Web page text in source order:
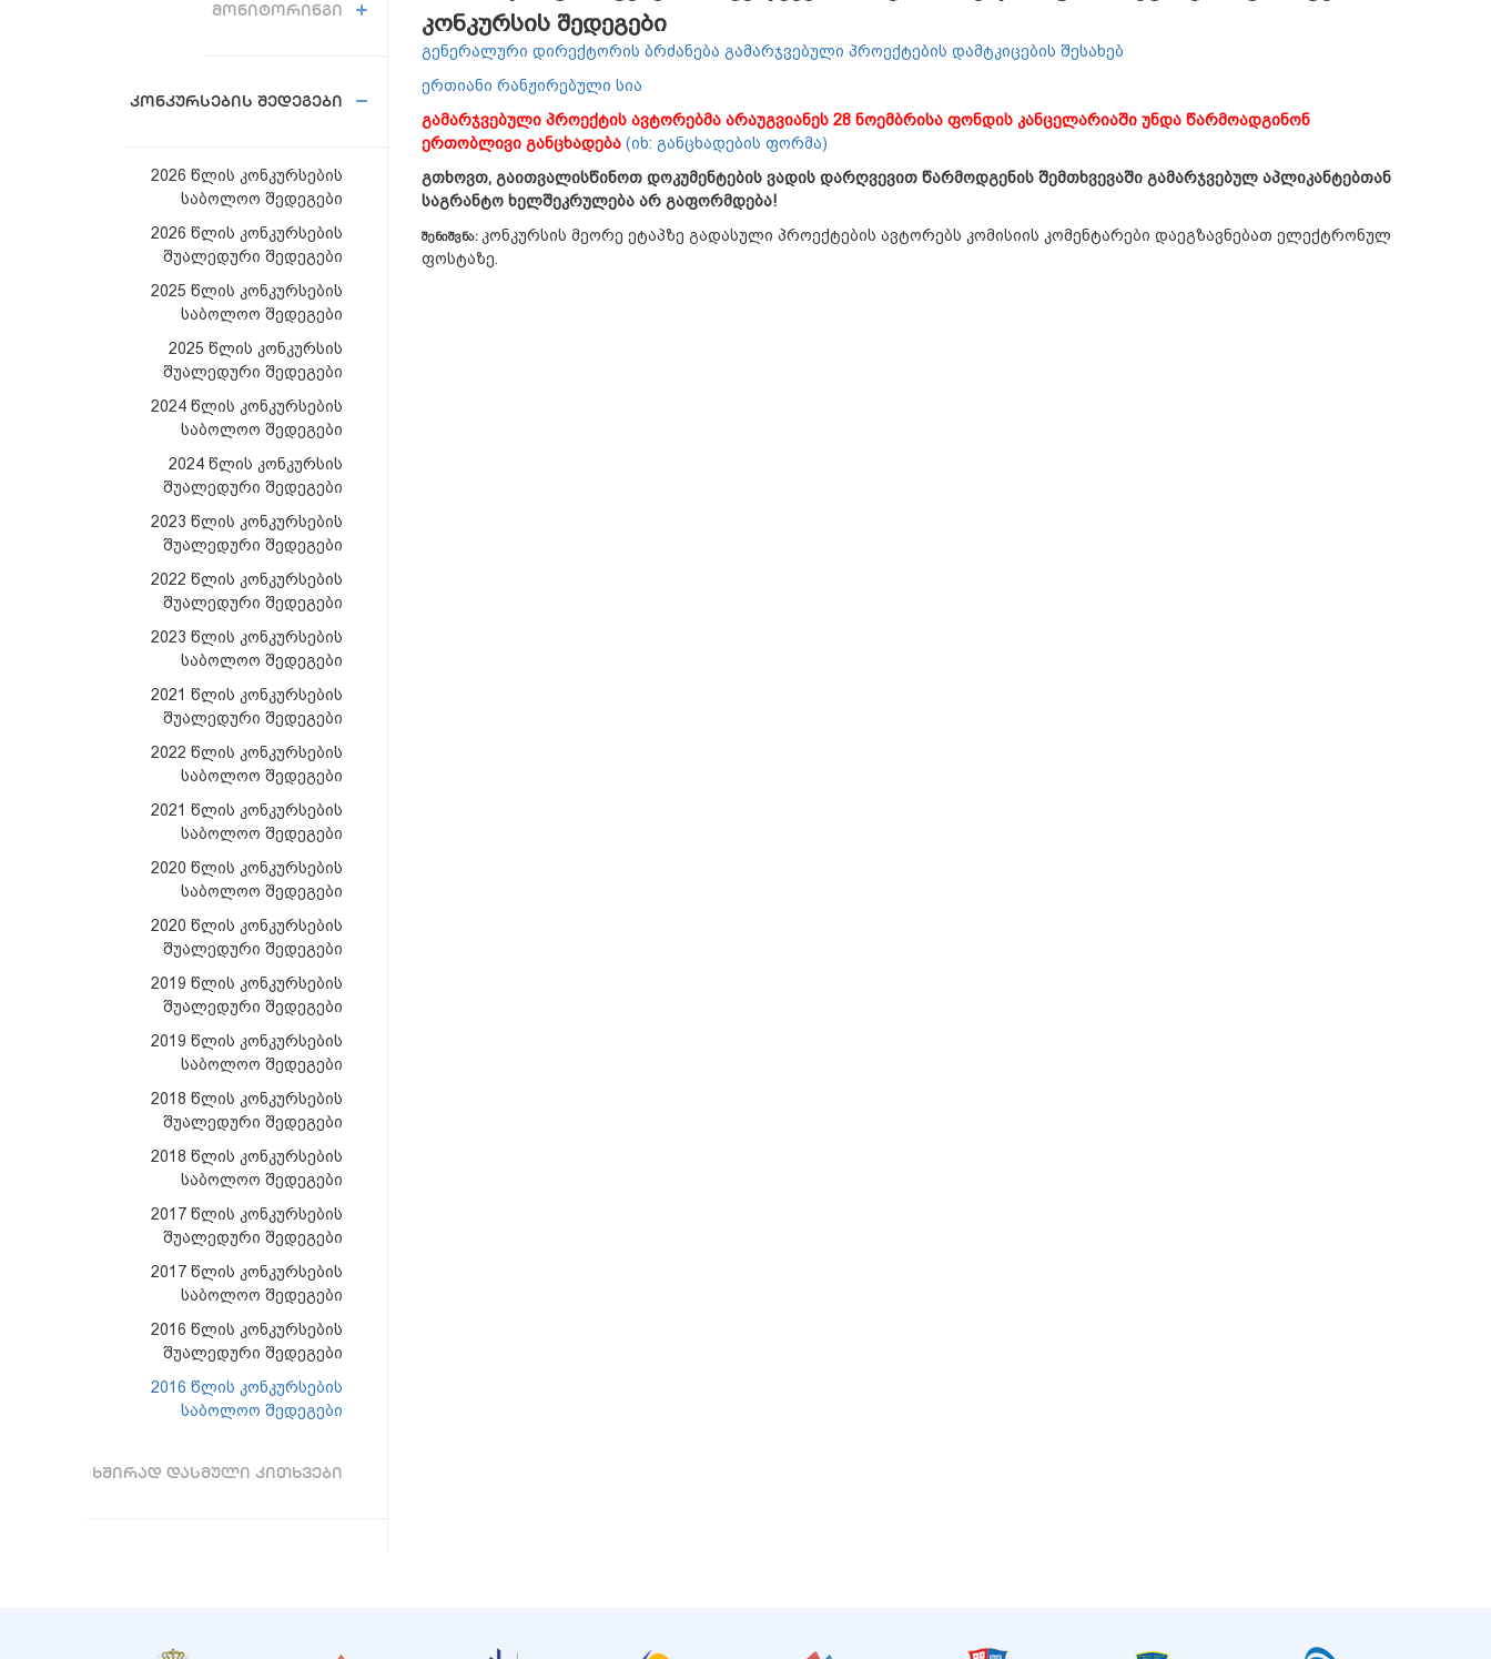
ᲛᲝᲜᲘᲢᲝᲠᲘᲜᲒᲘ
ᲙᲝᲜᲙᲣᲠᲡᲔᲑᲘᲡ ᲨᲔᲓᲔᲒᲔᲑᲘ
2026 წლის კონკურსების
საბოლოო შედეგები
2026 წლის კონკურსების
შუალედური შედეგები
2025 წლის კონკურსების
საბოლოო შედეგები
2025 წლის კონკურსის
შუალედური შედეგები
2024 წლის კონკურსების
საბოლოო შედეგები
2024 წლის კონკურსის
შუალედური შედეგები
2023 წლის კონკურსების
შუალედური შედეგები
2022 წლის კონკურსების
შუალედური შედეგები
2023 წლის კონკურსების
საბოლოო შედეგები
2021 წლის კონკურსების
შუალედური შედეგები
2022 წლის კონკურსების
საბოლოო შედეგები
2021 წლის კონკურსების
საბოლოო შედეგები
2020 წლის კონკურსების
საბოლოო შედეგები
2020 წლის კონკურსების
შუალედური შედეგები
2019 წლის კონკურსების
შუალედური შედეგები
2019 წლის კონკურსების
საბოლოო შედეგები
2018 წლის კონკურსების
შუალედური შედეგები
2018 წლის კონკურსების
საბოლოო შედეგები
2017 წლის კონკურსების
შუალედური შედეგები
2017 წლის კონკურსების
საბოლოო შედეგები
2016 წლის კონკურსების
შუალედური შედეგები
2016 წლის კონკურსების
საბოლოო შედეგები
ᲮᲨᲘᲠᲐᲓ ᲓᲐᲡᲛᲣᲚᲘ ᲙᲘᲗᲮᲕᲔᲑᲘ
კონკურსის შედეგები
გენერალური დირექტორის ბრძანება გამარჯვებული პროექტების დამტკიცების შესახებ
ერთიანი რანჟირებული სია
გამარჯვებული პროექტის ავტორებმა არაუგვიანეს 28 ნოემბრისა ფონდის კანცელარიაში უნდა წარმოადგინონ
ერთობლივი განცხადება (იხ: განცხადების ფორმა)
გთხოვთ, გაითვალისწინოთ დოკუმენტების ვადის დარღვევით წარმოდგენის შემთხვევაში გამარჯვებულ აპლიკანტებთან
საგრანტო ხელშეკრულება არ გაფორმდება!
შენიშვნა: კონკურსის მეორე ეტაპზე გადასული პროექტების ავტორებს კომისიის კომენტარები დაეგზავნებათ ელექტრონულ
ფოსტაზე.